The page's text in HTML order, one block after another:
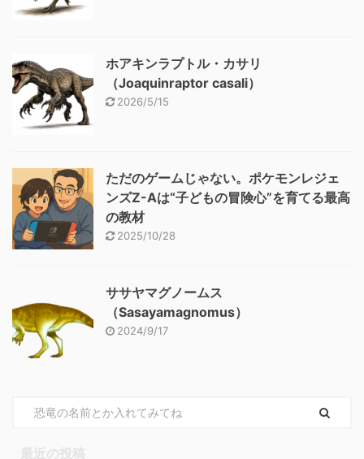
ホアキンラプトル・カサリ
（Joaquinraptor casali）
2026/5/15
ただのゲームじゃない。ポケモンレジェ
ンズZ-Aは“子どもの冒険心”を育てる最高
の教材
2025/10/28
ササヤマグノームス
（Sasayamagnomus）
2024/9/17